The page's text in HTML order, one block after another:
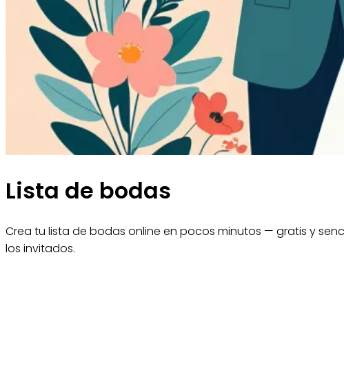
Lista de bodas
Crea tu lista de bodas online en pocos minutos — gratis y
los invitados.